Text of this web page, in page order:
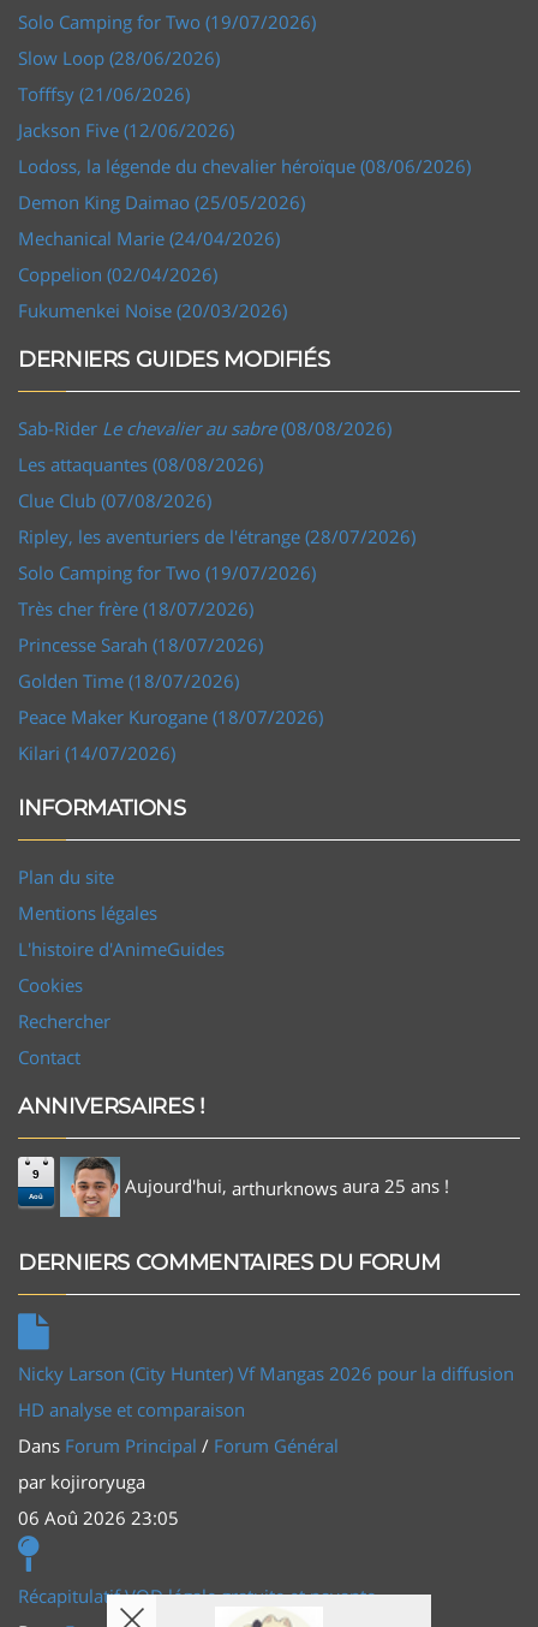
Solo Camping for Two (19/07/2026)
Slow Loop (28/06/2026)
Tofffsy (21/06/2026)
Jackson Five (12/06/2026)
Lodoss, la légende du chevalier héroïque (08/06/2026)
Demon King Daimao (25/05/2026)
Mechanical Marie (24/04/2026)
Coppelion (02/04/2026)
Fukumenkei Noise (20/03/2026)
DERNIERS GUIDES MODIFIÉS
Sab-Rider Le chevalier au sabre(08/08/2026)
Les attaquantes (08/08/2026)
Clue Club (07/08/2026)
Ripley, les aventuriers de l'étrange (28/07/2026)
Solo Camping for Two (19/07/2026)
Très cher frère (18/07/2026)
Princesse Sarah (18/07/2026)
Golden Time (18/07/2026)
Peace Maker Kurogane (18/07/2026)
Kilari (14/07/2026)
INFORMATIONS
Plan du site
Mentions légales
L'histoire d'AnimeGuides
Cookies
Rechercher
Contact
ANNIVERSAIRES !
9
Aoû Aujourd'hui, arthurknows aura 25 ans !
DERNIERS COMMENTAIRES DU FORUM
Nicky Larson (City Hunter) Vf Mangas 2026 pour la diffusion
HD analyse et comparaison
Dans Forum Principal / Forum Général
par kojiroryuga
06 Aoû 2026 23:05
Récapitulatif VOD légale gratuite et payante